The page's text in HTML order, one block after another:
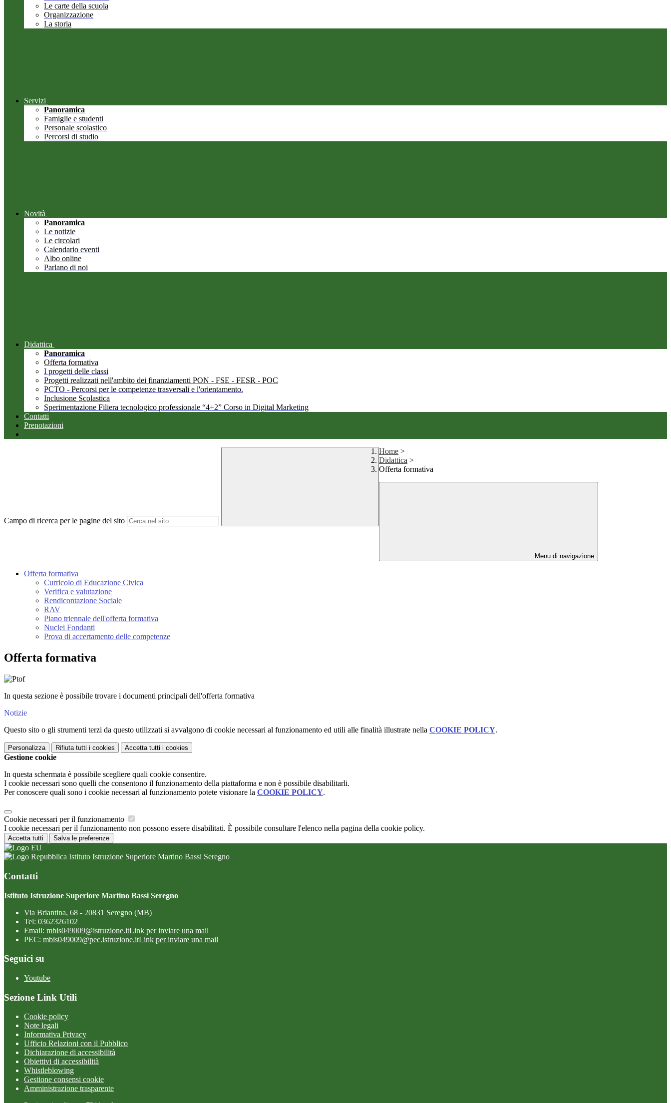
Le carte della scuola
Organizzazione
La storia
Servizi
Panoramica
Famiglie e studenti
Personale scolastico
Percorsi di studio
Novità
Panoramica
Le notizie
Le circolari
Calendario eventi
Albo online
Parlano di noi
Didattica
Panoramica
Offerta formativa
I progetti delle classi
Progetti realizzati nell'ambito dei finanziamenti PON - FSE - FESR - POC
PCTO - Percorsi per le competenze trasversali e l'orientamento.
Inclusione Scolastica
Sperimentazione Filiera tecnologico professionale “4+2” Corso in Digital Marketing
Contatti
Prenotazioni
Campo di ricerca per le pagine del sito
Home >
Didattica >
Offerta formativa
Menu di navigazione
Offerta formativa
Curricolo di Educazione Civica
Verifica e valutazione
Rendicontazione Sociale
RAV
Piano triennale dell'offerta formativa
Nuclei Fondanti
Prova di accertamento delle competenze
Offerta formativa
In questa sezione è possibile trovare i documenti principali dell'offerta formativa
Notizie
Questo sito o gli strumenti terzi da questo utilizzati si avvalgono di cookie necessari al funzionamento ed utili alle finalità illustrate nella COOKIE POLICY.
Personalizza Rifiuta tutti i cookies Accetta tutti i cookies
Gestione cookie
In questa schermata è possibile scegliere quali cookie consentire.
I cookie necessari sono quelli che consentono il funzionamento della piattaforma e non è possibile disabilitarli.
Per conoscere quali sono i cookie necessari al funzionamento potete visionare la COOKIE POLICY.
Cookie necessari per il funzionamento
I cookie necessari per il funzionamento non possono essere disabilitati. È possibile consultare l'elenco nella pagina della cookie policy.
Accetta tutti Salva le preferenze
Istituto Istruzione Superiore Martino Bassi Seregno
Contatti
Istituto Istruzione Superiore Martino Bassi Seregno
Via Briantina, 68 - 20831 Seregno (MB)
Tel: 0362326102
Email: mbis049009@istruzione.itLink per inviare una mail
PEC: mbis049009@pec.istruzione.itLink per inviare una mail
Seguici su
Youtube
Sezione Link Utili
Cookie policy
Note legali
Informativa Privacy
Ufficio Relazioni con il Pubblico
Dichiarazione di accessibilità
Obiettivi di accessibilità
Whistleblowing
Gestione consensi cookie
Amministrazione trasparente